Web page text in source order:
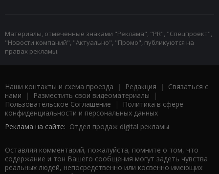
Материалы, отмеченные знаками "Реклама", "PR", "Спецпроект",
"Новости компаний", "Актуально", "Промо", публикуются на
правах рекламы.
Наши контакты и схема проезда | Редакция | Связаться с
нами | Разместить свои видеоматериалы |
Пользовательское Соглашение |
Политика в сфере
конфиденциальности и персональных данных
Реклама на сайте: Отдел продаж digital рекламы
Оставляя комментарий, пожалуйста, помните о том, что
содержание и тон Вашего сообщения могут задеть чувства
реальных людей, непосредственно или косвенно имеющих